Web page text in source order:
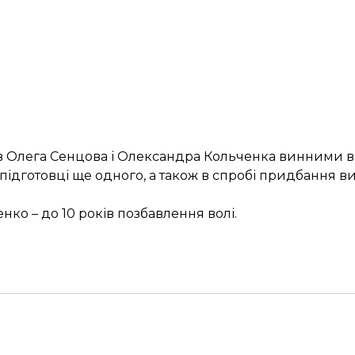
Олега Сенцова і Олександра Кольченка винними
підготовці ще одного, а також в спробі придбання
– до 10 років позбавлення волі.